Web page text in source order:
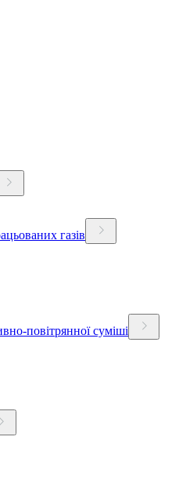
газів
повітрянної суміші